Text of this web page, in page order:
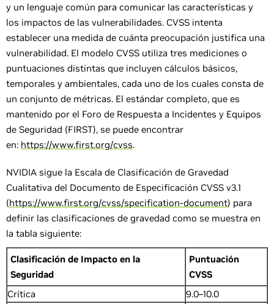
y un lenguaje común para comunicar las características y
los impactos de las vulnerabilidades. CVSS intenta
establecer una medida de cuánta preocupación justifica una
vulnerabilidad. El modelo CVSS utiliza tres mediciones o
puntuaciones distintas que incluyen cálculos básicos,
temporales y ambientales, cada uno de los cuales consta de
un conjunto de métricas. El estándar completo, que es
mantenido por el Foro de Respuesta a Incidentes y Equipos
de Seguridad (FIRST), se puede encontrar
en: https://www.first.org/cvss.
NVIDIA sigue la Escala de Clasificación de Gravedad
Cualitativa del Documento de Especificación CVSS v3.1
(https://www.first.org/cvss/specification-document) para
definir las clasificaciones de gravedad como se muestra en
la tabla siguiente:
Clasificación de Impacto en la
Seguridad
Puntuación
CVSS
Crítica
9.0–10.0